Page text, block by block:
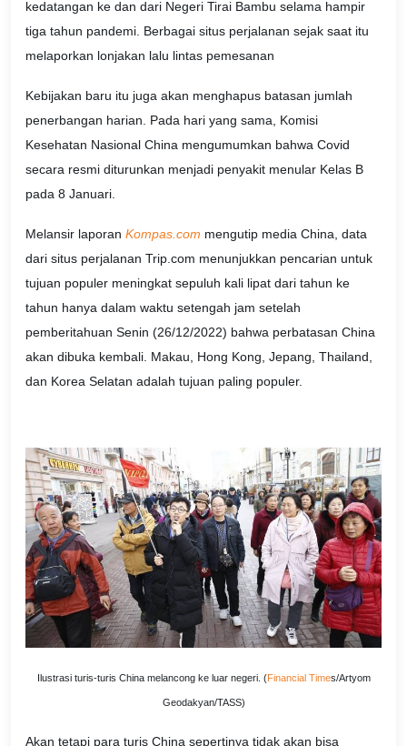
kedatangan ke dan dari Negeri Tirai Bambu selama hampir
tiga tahun pandemi. Berbagai situs perjalanan sejak saat itu
melaporkan lonjakan lalu lintas pemesanan
Kebijakan baru itu juga akan menghapus batasan jumlah
penerbangan harian. Pada hari yang sama, Komisi
Kesehatan Nasional China mengumumkan bahwa Covid
secara resmi diturunkan menjadi penyakit menular Kelas B
pada 8 Januari.
Melansir laporan Kompas.com mengutip media China, data
dari situs perjalanan Trip.com menunjukkan pencarian untuk
tujuan populer meningkat sepuluh kali lipat dari tahun ke
tahun hanya dalam waktu setengah jam setelah
pemberitahuan Senin (26/12/2022) bahwa perbatasan China
akan dibuka kembali. Makau, Hong Kong, Jepang, Thailand,
dan Korea Selatan adalah tujuan paling populer.
Ilustrasi turis-turis China melancong ke luar negeri. (Financial Times/Artyom
Geodakyan/TASS)
Akan tetapi para turis China sepertinya tidak akan bisa